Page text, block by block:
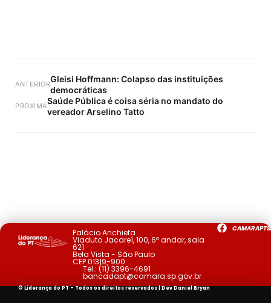
ANTERIORGleisi Hoffmann: Colapso das instituições
democráticas
PRÓXIMASaúde Pública é coisa séria no mandato do
vereador Arselino Tatto
Palácio Anchieta
Viaduto Jacareí, 100, 6º andar, sala
621
Bela Vista - São Paulo
CEP 01319-900
Tel.: (11) 3396-4691
bancadapt@camara.sp.gov.br
© Liderança do PT - Todos os direitos reservados | DevDaniel Bryan